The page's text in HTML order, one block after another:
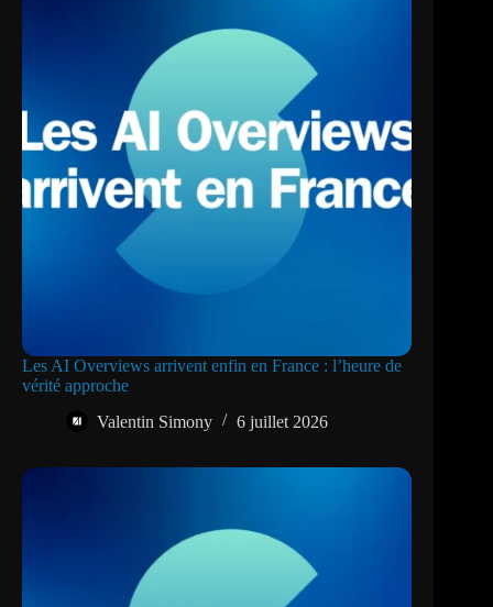
Les AI Overviews arrivent enfin en France : l’heure de
vérité approche
Valentin Simony
6 juillet 2026